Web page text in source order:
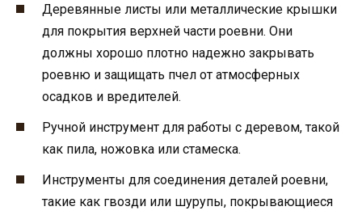
Деревянные листы или металлические крышки
для покрытия верхней части роевни. Они
должны хорошо плотно надежно закрывать
роевню и защищать пчел от атмосферных
осадков и вредителей.
Ручной инструмент для работы с деревом, такой
как пила, ножовка или стамеска.
Инструменты для соединения деталей роевни,
такие как гвозди или шурупы, покрывающиеся